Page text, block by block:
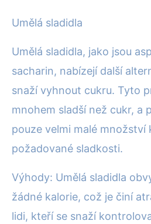
Umělá sladidla
Umělá sladidla, jako jsou
sacharin, nabízejí další
snaží vyhnout cukru. Tyto
mnohem sladší než cukr, a
pouze velmi malé množství
požadované sladkosti.
Výhody: Umělá sladidla
žádné kalorie, což je činí
lidi, kteří se snaží